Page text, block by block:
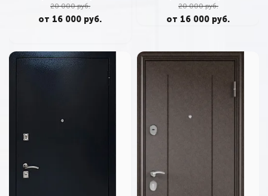
20 000 руб.
от 16 000 руб.
20 000 руб.
от 16 000 руб.